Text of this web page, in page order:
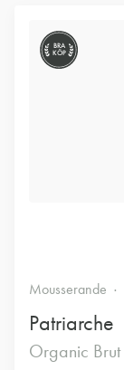
BRA
KÖP
Mousserande
Patriarche
Organic Brut